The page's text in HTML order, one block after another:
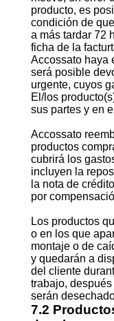
producto, es
condición de
a más tardar 72
ficha de la
Accossato haya
será posible
urgente, cuyos
El/los
sus partes y en
Accossato
productos
cubrirá los
incluyen la
la nota de
por
Los productos
o en los que
montaje o de
y quedarán a
del cliente
trabajo,
serán
7.2